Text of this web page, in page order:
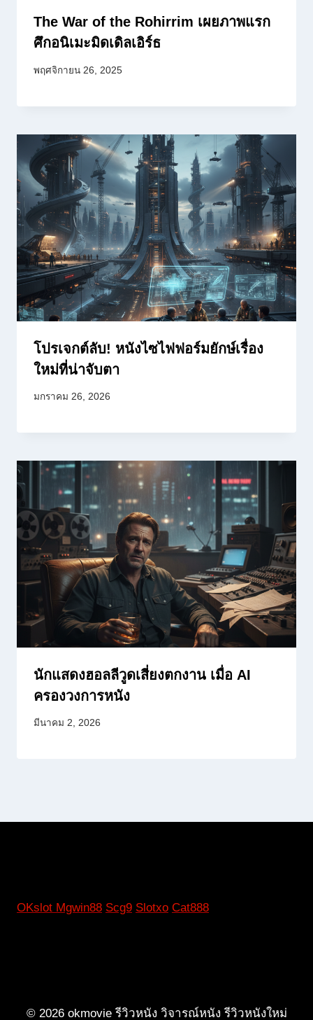
The War of the Rohirrim เผยภาพแรก
ศึกอนิเมะมิดเดิลเอิร์ธ
พฤศจิกายน 26, 2025
โปรเจกต์ลับ! หนังไซไฟฟอร์มยักษ์เรื่อง
ใหม่ที่น่าจับตา
มกราคม 26, 2026
นักแสดงฮอลลีวูดเสี่ยงตกงาน เมื่อ AI
ครองวงการหนัง
มีนาคม 2, 2026
OKslot Mgwin88 Scg9 Slotxo Cat888
© 2026 okmovie รีวิวหนัง วิจารณ์หนัง รีวิวหนังใหม่